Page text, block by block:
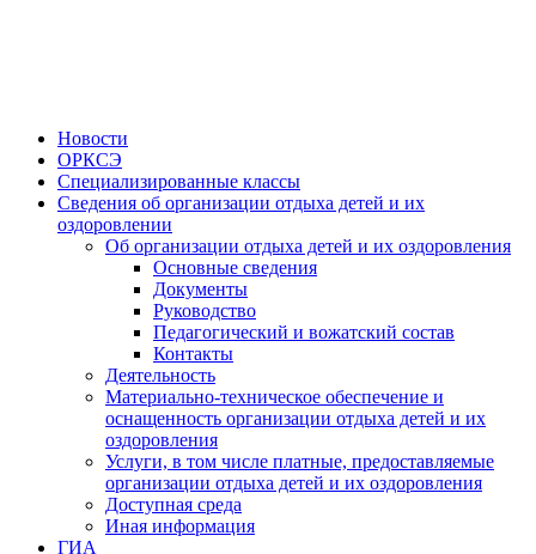
Новости
ОРКСЭ
Специализированные классы
Сведения об организации отдыха детей и их
оздоровлении
Об организации отдыха детей и их оздоровления
Основные сведения
Документы
Руководство
Педагогический и вожатский состав
Контакты
Деятельность
Материально-техническое обеспечение и
оснащенность организации отдыха детей и их
оздоровления
Услуги, в том числе платные, предоставляемые
организации отдыха детей и их оздоровления
Доступная среда
Иная информация
ГИА